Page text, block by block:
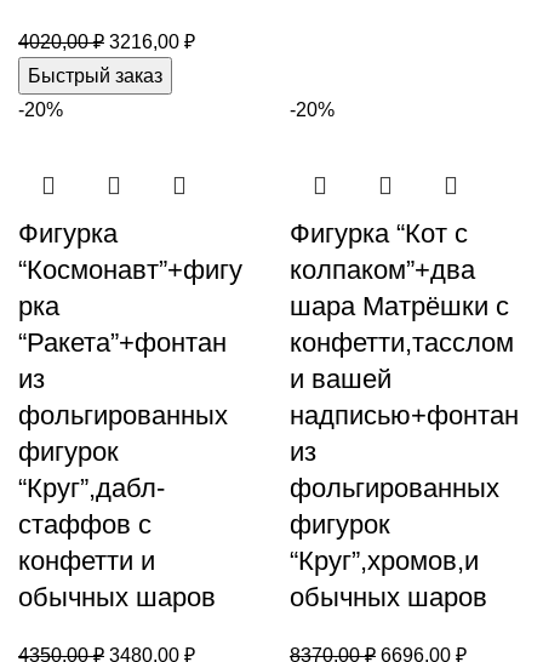
4020,00₽ 3216,00 ₽
Быстрый заказ
-20%
Фигурка
“Космонавт”+фигу
рка
“Ракета”+фонтан
из
фольгированных
фигурок
“Круг”,дабл-
стаффов с
конфетти и
обычных шаров
4350,00₽ 3480,00 ₽
-20%
Фигурка “Кот с
колпаком”+два
шара Матрёшки с
конфетти,тасслом
и вашей
надписью+фонтан
из
фольгированных
фигурок
“Круг”,хромов,и
обычных шаров
8370,00₽ 6696,00 ₽